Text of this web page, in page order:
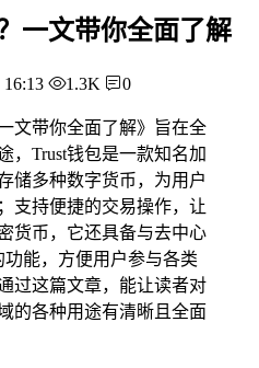
一文带你全面了解
1.3K 0
文带你全面了解》旨在全
，Trust钱包是一款知名加
储多种数字货币，为用户
支持便捷的交易操作，让
货币，它还具备与去中心
功能，方便用户参与各类
过这篇文章，能让读者对
的各种用途有清晰且全面